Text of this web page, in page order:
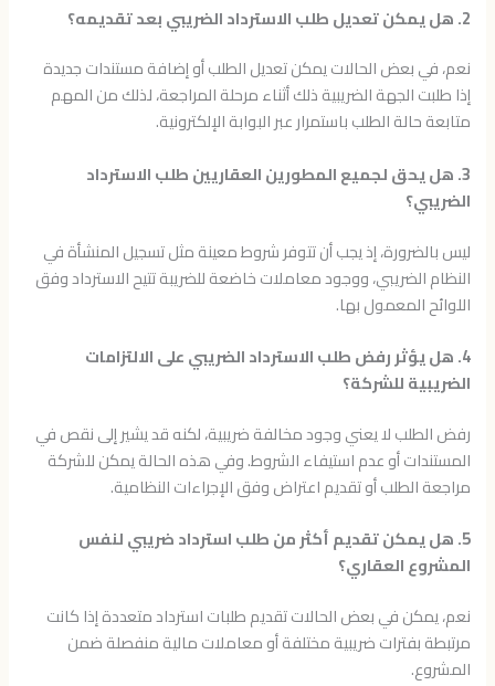
2. هل يمكن تعديل طلب الاسترداد الضريبي بعد تقديمه؟
نعم، في بعض الحالات يمكن تعديل الطلب أو إضافة مستندات جديدة
إذا طلبت الجهة الضريبية ذلك أثناء مرحلة المراجعة، لذلك من المهم
متابعة حالة الطلب باستمرار عبر البوابة الإلكترونية.
3. هل يحق لجميع المطورين العقاريين طلب الاسترداد
الضريبي؟
ليس بالضرورة، إذ يجب أن تتوفر شروط معينة مثل تسجيل المنشأة في
النظام الضريبي، ووجود معاملات خاضعة للضريبة تتيح الاسترداد وفق
اللوائح المعمول بها.
4. هل يؤثر رفض طلب الاسترداد الضريبي على الالتزامات
الضريبية للشركة؟
رفض الطلب لا يعني وجود مخالفة ضريبية، لكنه قد يشير إلى نقص في
المستندات أو عدم استيفاء الشروط. وفي هذه الحالة يمكن للشركة
مراجعة الطلب أو تقديم اعتراض وفق الإجراءات النظامية.
5. هل يمكن تقديم أكثر من طلب استرداد ضريبي لنفس
المشروع العقاري؟
نعم، يمكن في بعض الحالات تقديم طلبات استرداد متعددة إذا كانت
مرتبطة بفترات ضريبية مختلفة أو معاملات مالية منفصلة ضمن
المشروع.